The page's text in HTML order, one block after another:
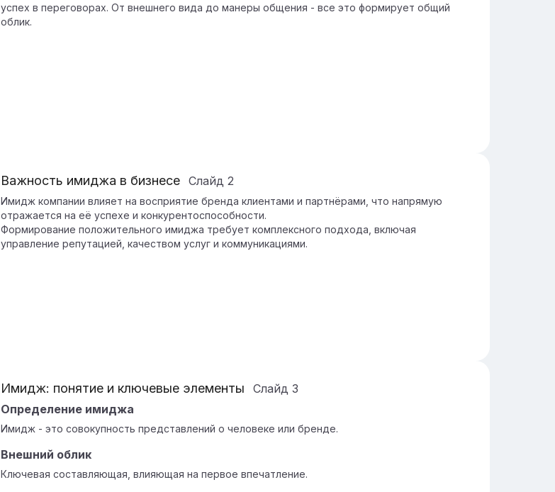
успех в переговорах. От внешнего вида до манеры общения - все это формирует общий
облик.
Важность имиджа в бизнесе Слайд 2
Имидж компании влияет на восприятие бренда клиентами и партнёрами, что напрямую
отражается на её успехе и конкурентоспособности.
Формирование положительного имиджа требует комплексного подхода, включая
управление репутацией, качеством услуг и коммуникациями.
Имидж: понятие и ключевые элементы Слайд 3
Определение имиджа
Имидж - это совокупность представлений о человеке или бренде.
Внешний облик
Ключевая составляющая, влияющая на первое впечатление.